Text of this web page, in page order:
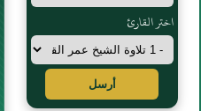
اختر القارئ
أرسل